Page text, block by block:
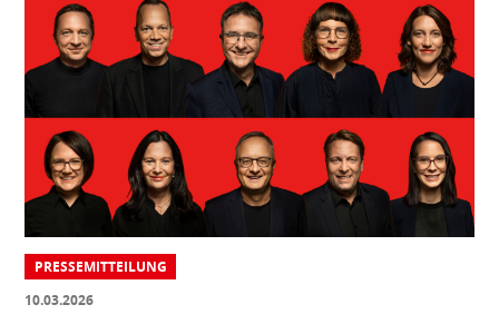
PRESSEMITTEILUNG
10.03.2026